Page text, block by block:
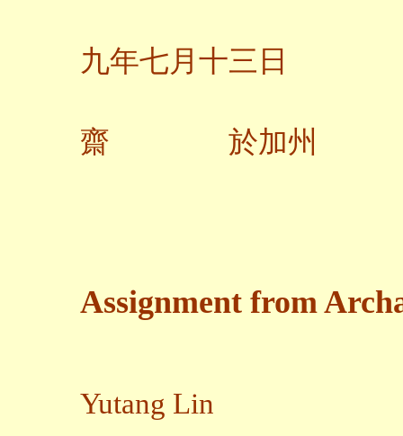
九年七月十三日
齋 於加州
Assignment from
Yutang Lin